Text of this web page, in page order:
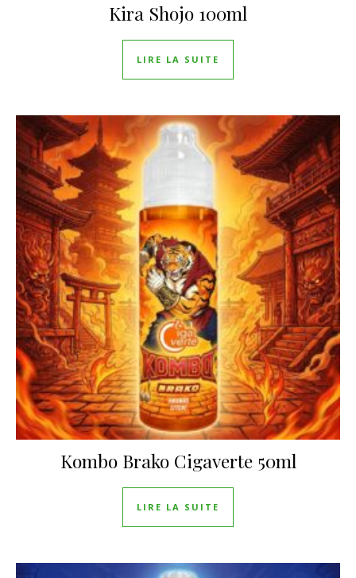
Kira Shojo 100ml
LIRE LA SUITE
Kombo Brako Cigaverte 50ml
LIRE LA SUITE